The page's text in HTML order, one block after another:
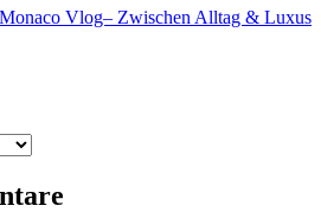
Vlog– Zwischen Alltag & Luxus